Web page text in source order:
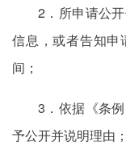
2．所申请公
信息，或者告知申
间；
3．依据《条
予公开并说明理由；